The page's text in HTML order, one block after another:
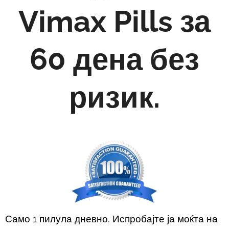
Vimax Pills за
60 дена без
ризик.
Само 1 пилула дневно. Испробајте ја моќта на